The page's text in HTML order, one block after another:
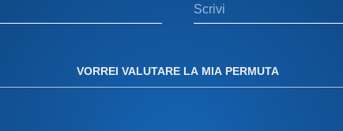
telefono o email.
Strada Orbassano,
Il calcolo del
VORREI VALUTARE LA MIA PERMUTA